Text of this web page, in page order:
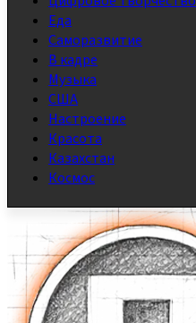
Еда
Саморазвитие
В кадре
Музыка
США
Настроение
Красота
Казахстан
Космос